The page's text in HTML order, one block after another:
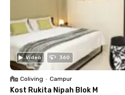
Video 360
Coliving • Campur
Kost Rukita Nipah Blok M